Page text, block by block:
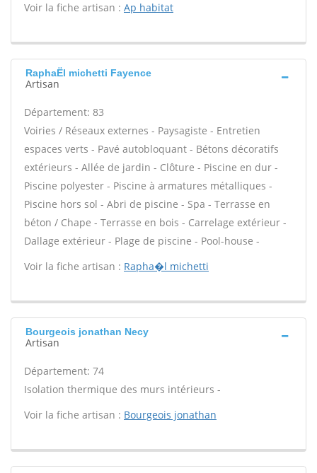
Voir la fiche artisan : Ap habitat
RaphaËl michetti Fayence
Artisan
Département: 83
Voiries / Réseaux externes - Paysagiste - Entretien
espaces verts - Pavé autobloquant - Bétons décoratifs
extérieurs - Allée de jardin - Clôture - Piscine en dur -
Piscine polyester - Piscine à armatures métalliques -
Piscine hors sol - Abri de piscine - Spa - Terrasse en
béton / Chape - Terrasse en bois - Carrelage extérieur -
Dallage extérieur - Plage de piscine - Pool-house -
Voir la fiche artisan : Rapha�l michetti
Bourgeois jonathan Necy
Artisan
Département: 74
Isolation thermique des murs intérieurs -
Voir la fiche artisan : Bourgeois jonathan